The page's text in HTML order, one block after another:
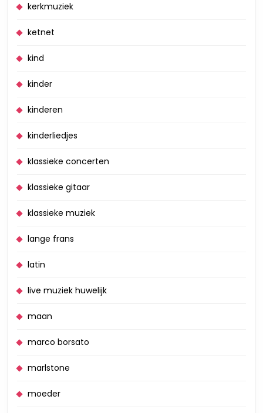
kerkmuziek
ketnet
kind
kinder
kinderen
kinderliedjes
klassieke concerten
klassieke gitaar
klassieke muziek
lange frans
latin
live muziek huwelijk
maan
marco borsato
marlstone
moeder